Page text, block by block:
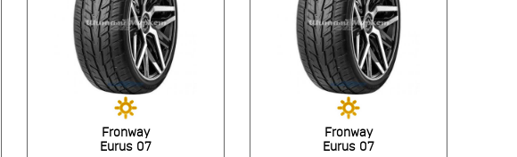
Fronway
Eurus 07
Fronway
Eurus 07